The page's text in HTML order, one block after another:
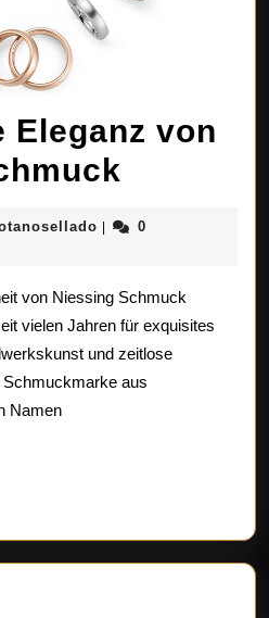
Eleganz von
von
Niessing
elsotanosellado
|
0
von Niessing Schmuck
vielen Jahren für exquisites
und zeitlose
aus
Namen